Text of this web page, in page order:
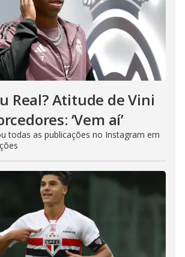
Real? Atitude de Vini
‘Vem aí’
todas as publicações no Instagram em